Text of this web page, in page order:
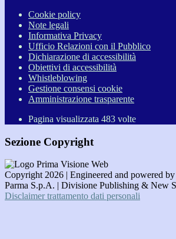
Cookie policy
Note legali
Informativa Privacy
Ufficio Relazioni con il Pubblico
Dichiarazione di accessibilità
Obiettivi di accessibilità
Whistleblowing
Gestione consensi cookie
Amministrazione trasparente
Pagina visualizzata 483 volte
Sezione Copyright
Copyright 2026 | Engineered and powered
Parma S.p.A. | Divisione Publishing & New
Disclaimer trattamento dati personali